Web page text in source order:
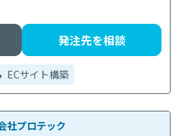
発注先を相談
ECサイト構築
社プロテック